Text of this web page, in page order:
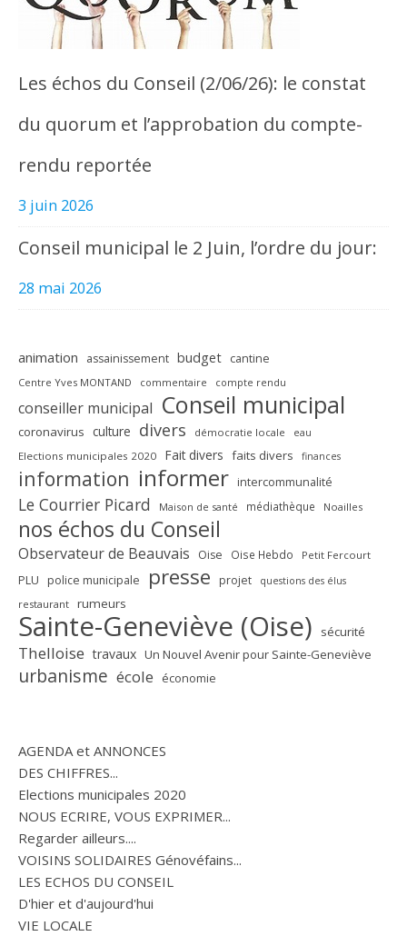
Les échos du Conseil (2/06/26): le constat
du quorum et l’approbation du compte-
rendu reportée
3 juin 2026
Conseil municipal le 2 Juin, l’ordre du jour:
28 mai 2026
animation assainissement budget cantine
Centre Yves MONTAND commentaire compte rendu
conseiller municipal Conseil municipal
coronavirus culture divers démocratie locale eau
Elections municipales 2020 Fait divers faits divers finances
information informer intercommunalité
Le Courrier Picard Maison de santé médiathèque Noailles
nos échos du Conseil
Observateur de Beauvais Oise Oise Hebdo Petit Fercourt
PLU police municipale presse projet questions des élus
restaurant rumeurs
Sainte-Geneviève (Oise) sécurité
Thelloise travaux Un Nouvel Avenir pour Sainte-Geneviève
urbanisme école économie
AGENDA et ANNONCES
DES CHIFFRES...
Elections municipales 2020
NOUS ECRIRE, VOUS EXPRIMER...
Regarder ailleurs....
VOISINS SOLIDAIRES Génovéfains...
LES ECHOS DU CONSEIL
D'hier et d'aujourd'hui
VIE LOCALE